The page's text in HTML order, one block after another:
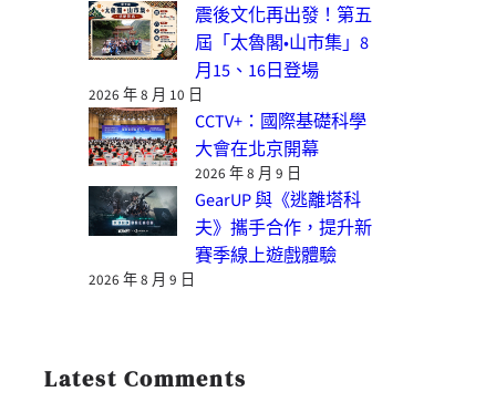
震後文化再出發！第五
屆「太魯閣•山市集」8
月15、16日登場
2026 年 8 月 10 日
CCTV+：國際基礎科學
大會在北京開幕
2026 年 8 月 9 日
GearUP 與《逃離塔科
夫》攜手合作，提升新
賽季線上遊戲體驗
2026 年 8 月 9 日
Latest Comments